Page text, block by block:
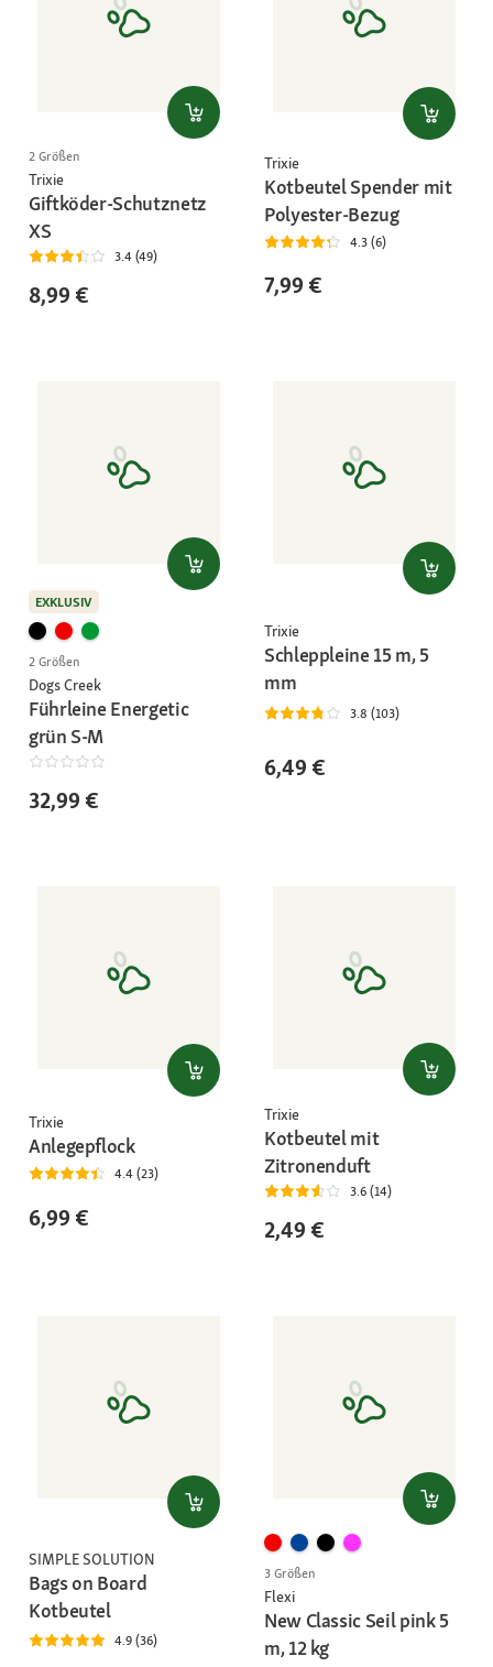
2 Größen
Trixie
Giftköder-Schutznetz
XS
3.4 (49)
8,99 €
Trixie
Kotbeutel Spender mit
Polyester-Bezug
4.3 (6)
7,99 €
EXKLUSIV
2 Größen
Dogs Creek
Führleine Energetic
grün S-M
32,99 €
Trixie
Schleppleine 15 m, 5
mm
3.8 (103)
6,49 €
Trixie
Anlegepflock
4.4 (23)
6,99 €
Trixie
Kotbeutel mit
Zitronenduft
3.6 (14)
2,49 €
SIMPLE SOLUTION
Bags on Board
Kotbeutel
4.9 (36)
3 Größen
Flexi
New Classic Seil pink 5
m, 12 kg